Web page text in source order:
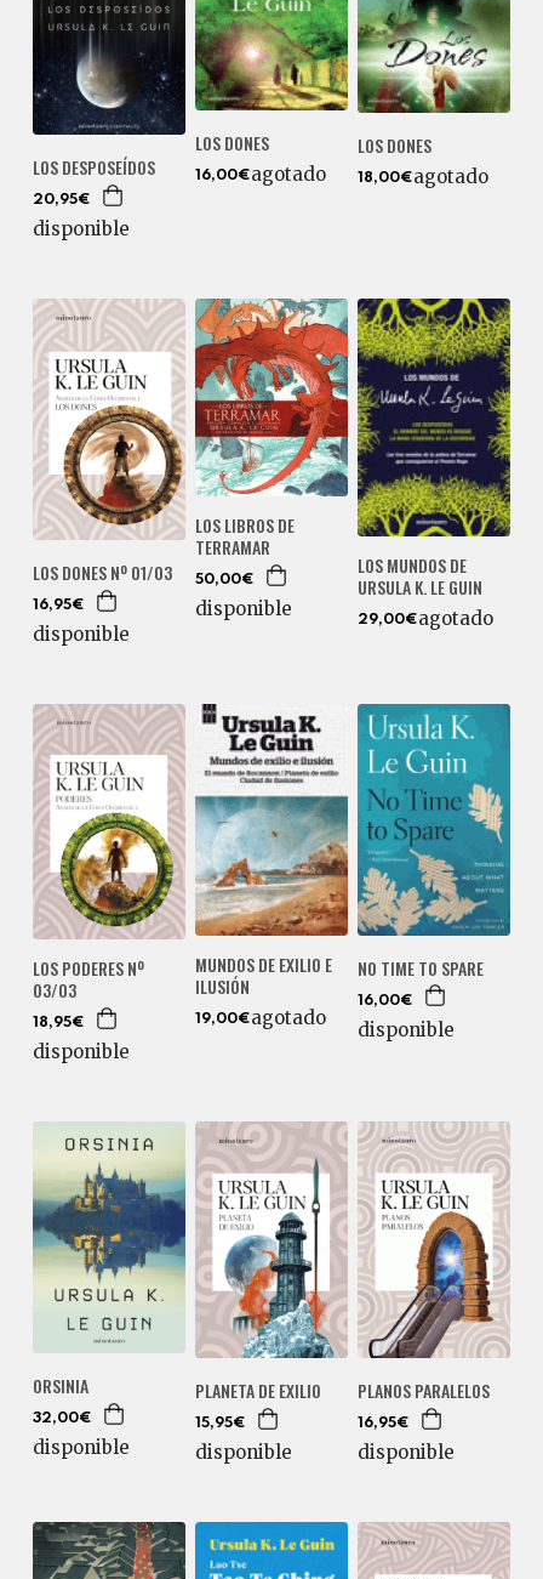
LOS DESPOSEÍDOS
20,95€
disponible
LOS DONES
16,00€agotado
LOS DONES
18,00€agotado
LOS DONES Nº 01/03
16,95€
disponible
LOS LIBROS DE
TERRAMAR
50,00€
disponible
LOS MUNDOS DE
URSULA K. LE GUIN
29,00€agotado
LOS PODERES Nº
03/03
18,95€
disponible
MUNDOS DE EXILIO E
ILUSIÓN
19,00€agotado
NO TIME TO SPARE
16,00€
disponible
ORSINIA
32,00€
disponible
PLANETA DE EXILIO
15,95€
disponible
PLANOS PARALELOS
16,95€
disponible